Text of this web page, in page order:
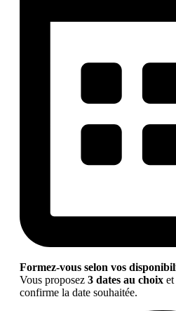
Formez-vous selon vos
Vous proposez 3 dates au choix
confirme la date souhaitée.